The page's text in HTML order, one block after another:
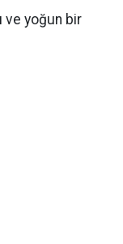
ve yoğun bir